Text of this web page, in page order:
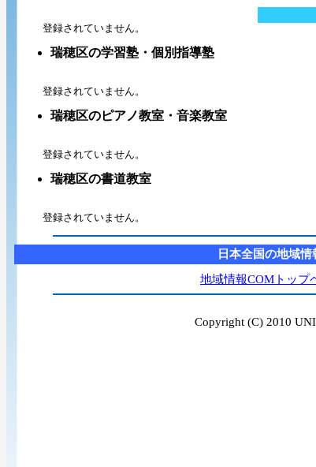
登録されていません。
瑞穂区の学習塾・個別指導塾
登録されていません。
瑞穂区のピアノ教室・音楽教室
登録されていません。
瑞穂区の書道教室
登録されていません。
日本全国の地域
地域情報COMトップ
Copyright (C) 2010